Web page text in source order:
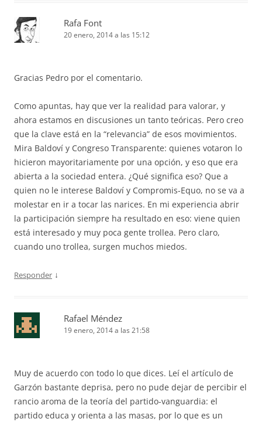
Rafa Font
20 enero, 2014 a las 15:12
Gracias Pedro por el comentario.
Como apuntas, hay que ver la realidad para valorar, y
ahora estamos en discusiones un tanto teóricas. Pero creo
que la clave está en la “relevancia” de esos movimientos.
Mira Baldoví y Congreso Transparente: quienes votaron lo
hicieron mayoritariamente por una opción, y eso que era
abierta a la sociedad entera. ¿Qué significa eso? Que a
quien no le interese Baldoví y Compromis-Equo, no se va a
molestar en ir a tocar las narices. En mi experiencia abrir
la participación siempre ha resultado en eso: viene quien
está interesado y muy poca gente trollea. Pero claro,
cuando uno trollea, surgen muchos miedos.
Responder ↓
Rafael Méndez
19 enero, 2014 a las 21:58
Muy de acuerdo con todo lo que dices. Leí el artículo de
Garzón bastante deprisa, pero no pude dejar de percibir el
rancio aroma de la teoría del partido-vanguardia: el
partido educa y orienta a las masas, por lo que es un